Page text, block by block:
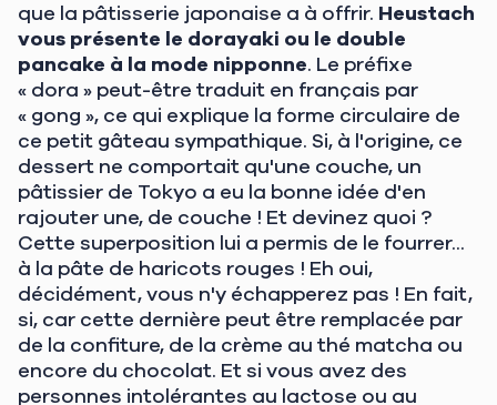
que la pâtisserie japonaise a à offrir. Heustach
vous présente le dorayaki ou le double
pancake à la mode nipponne. Le préfixe
« dora » peut-être traduit en français par
« gong », ce qui explique la forme circulaire de
ce petit gâteau sympathique. Si, à l'origine, ce
dessert ne comportait qu'une couche, un
pâtissier de Tokyo a eu la bonne idée d'en
rajouter une, de couche ! Et devinez quoi ?
Cette superposition lui a permis de le fourrer...
à la pâte de haricots rouges ! Eh oui,
décidément, vous n'y échapperez pas ! En fait,
si, car cette dernière peut être remplacée par
de la confiture, de la crème au thé matcha ou
encore du chocolat. Et si vous avez des
personnes intolérantes au lactose ou au